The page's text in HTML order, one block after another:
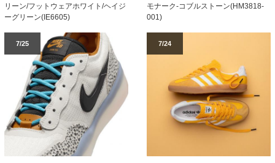
リーン/フットウェアホワイト/ヘイジ
ーグリーン(IE6605)
モナーク-コブルストーン(HM3818-
001)
7/25 7/24